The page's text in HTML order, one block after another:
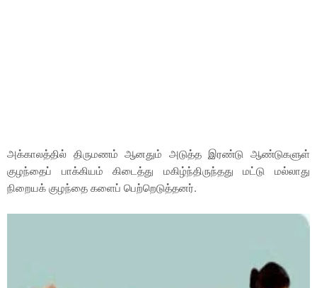
அக்காலத்தில் திருமணம் ஆனதும் அடுத்த இரண்டு ஆண்டுகளுள்
குழந்தைப் பாக்கியம் கிடைத்து மகிழ்ந்திருந்தது மட்டு மல்லாது
நிறையக் குழந்தை களைப் பெற்றெடுத்தனர்.